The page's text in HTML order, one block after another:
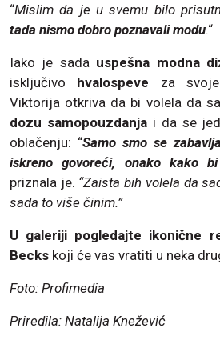
“Mislim da je u svemu bilo
tada nismo dobro poznavali modu.“
Iako je sada uspešna modna
isključivo hvalospeve za svoje
Viktorija otkriva da bi volela da
dozu samopouzdanja i da se
oblačenju: “Samo smo se
iskreno govoreći, onako kako
priznala je. “Zaista bih volela da
sada to više činim.”
U galeriji pogledajte ikonične
Becks koji će vas vratiti u neka
Foto: Profimedia
Priredila: Natalija Knežević